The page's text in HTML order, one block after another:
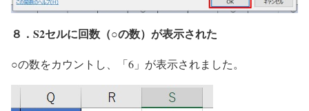
８．S2セルに回数（○の数）が表示された
○の数をカウントし、「6」が表示されました。